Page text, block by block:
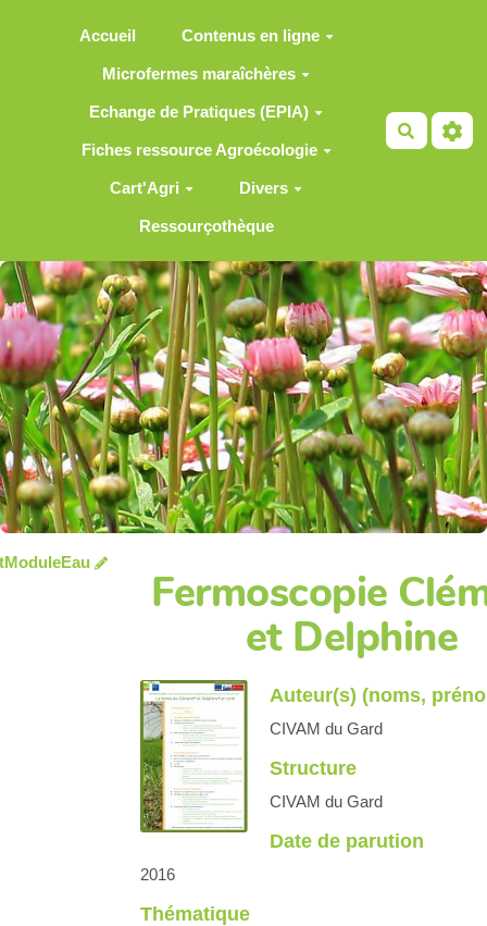
Accueil Contenus en ligne
Microfermes maraîchères
Echange de Pratiques (EPIA)
Fiches ressource Agroécologie
Cart'Agri Divers
Ressourçothèque
Fermoscopie
et Delphine
Auteur(s) (noms,
CIVAM du Gard
Structure
CIVAM du Gard
Date de parution
2016
Thématique